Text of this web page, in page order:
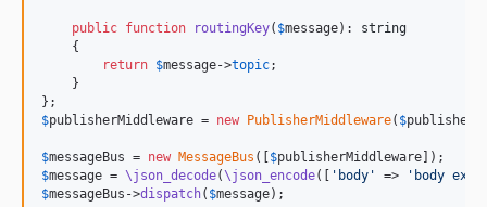
public function routingKey( $message): string
    {
return $message->topic;
    }
$publisherMiddleware = new PublisherMiddleware( $publisher
$messageBus = new MessageBus ([ $publisherMiddleware
$message = \json_decode(\json_encode([ ' body ' => ' body
$messageBus ->dispatch( $message);